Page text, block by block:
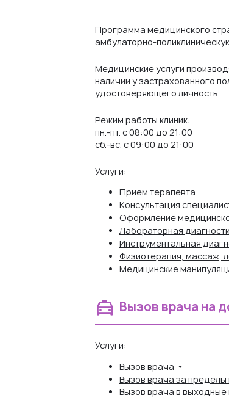
Программа медицинского
амбулаторно-
Медицинские услуги
наличии у застрахованного
удостоверяющего личность.
Режим работы клиник:
пн.-пт. с 08:00 до 21:00
сб.-вс. с 09:00 до 21:00
Услуги:
Прием терапевта
Консультация
Оформление
Лабораторная
Инструментальная
Физиотерапия, массаж,
Медицинские
Вызов врача на
Услуги:
Вызов врача
Вызов врача за пределы
Вызов врача в